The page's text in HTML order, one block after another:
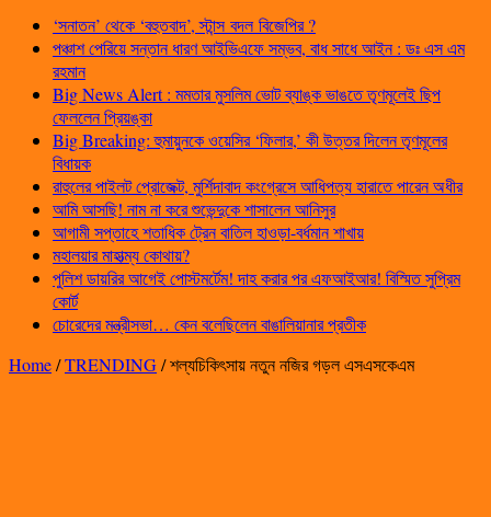
‘সনাতন’ থেকে ‘বহুতবাদ’, স্টান্স বদল বিজেপির ?
পঞ্চাশ পেরিয়ে সন্তান ধারণ আইভিএফে সম্ভব, বাধ সাধে আইন : ডঃ এস এম
রহমান
Big News Alert : মমতার মুসলিম ভোট ব্যাঙ্ক ভাঙতে তৃণমূলেই ছিপ
ফেললেন প্রিয়ঙ্কা
Big Breaking: হুমায়ুনকে ওয়েসির ‘ফিলার,’ কী উত্তর দিলেন তৃণমূলের
বিধায়ক
রাহুলের পাইলট প্রোজেক্ট, মুর্শিদাবাদ কংগ্রেসে আধিপত্য হারাতে পারেন অধীর
আমি আসছি! নাম না করে শুভেন্দুকে শাসালেন আনিসুর
আগামী সপ্তাহে শতাধিক ট্রেন বাতিল হাওড়া-বর্ধমান শাখায়
মহালয়ার মাহাত্ম্য কোথায়?
পুলিশ ডায়রির আগেই পোস্টমর্টেম! দাহ করার পর এফআইআর! বিস্মিত সুপ্রিম
কোর্ট
চোরেদের মন্ত্রীসভা… কেন বলেছিলেন বাঙালিয়ানার প্রতীক
Home/TRENDING/শল্যচিকিৎসায় নতুন নজির গড়ল এসএসকেএম